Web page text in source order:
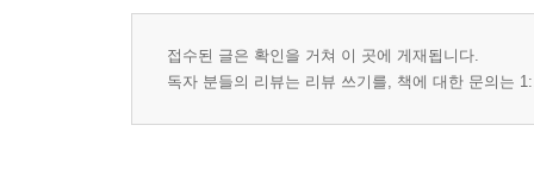
· 44세 구물丘勿단군.......................................... 123
· 47세 고열가古列加단군 ................................... 126
접수된 글은 확인을 거쳐 이 곳에 게재됩니다.
독자 분들의 리뷰는 리뷰 쓰기를, 책에 대한 문의는